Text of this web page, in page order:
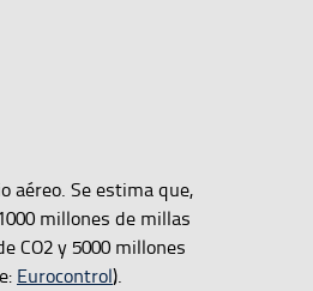
aéreo. Se estima que,
millones de millas
CO2 y 5000 millones
Eurocontrol).